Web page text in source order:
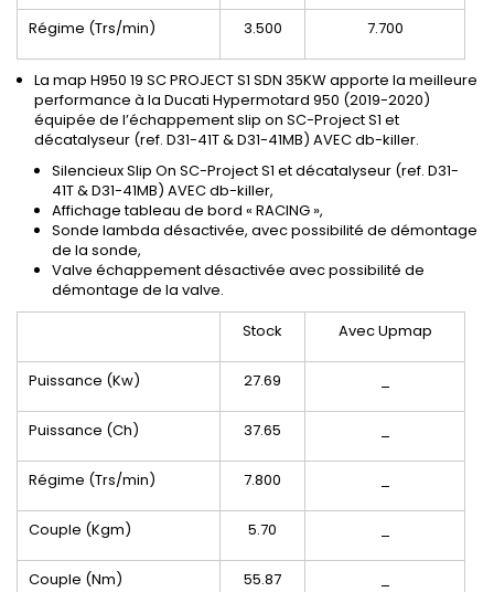
Régime (Trs/min) 3.500 7.700
La map H950 19 SC PROJECT S1 SDN 35KW apporte la meilleure
performance à la Ducati Hypermotard 950 (2019-2020)
équipée de l’échappement slip on SC-Project S1 et
décatalyseur (ref. D31-41T & D31-41MB) AVEC db-killer.
Silencieux Slip On SC-Project S1 et décatalyseur (ref. D31-
41T & D31-41MB) AVEC db-killer,
Affichage tableau de bord « RACING »,
Sonde lambda désactivée, avec possibilité de démontage
de la sonde,
Valve échappement désactivée avec possibilité de
démontage de la valve.
Stock
Avec Upmap
Puissance (Kw) 27.69
Puissance (Ch) 37.65
Régime (Trs/min) 7.800
Couple (Kgm) 5.70
Couple (Nm) 55.87